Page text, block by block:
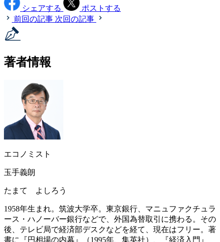
シェアする
ポストする
前回の記事 次回の記事
著者情報
エコノミスト
玉手義朗
たまて よしろう
1958年生まれ。筑波大学卒。東京銀行、マニュファクチュラ
ース・ハノーバー銀行などで、外国為替取引に携わる。その
後、テレビ局で経済部デスクなどを経て、現在はフリー。著
書に『円相場の内幕』（1995年、集英社）、『経済入門』